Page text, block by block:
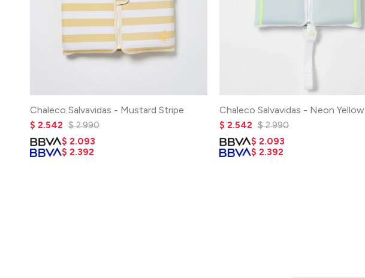
Chaleco Salvavidas - Mustard Stripe
$ 2.542 $ 2.990
$ 2.093
$ 2.392
Chaleco Salvavidas - Neon Yellow
$ 2.542 $ 2.990
$ 2.093
$ 2.392